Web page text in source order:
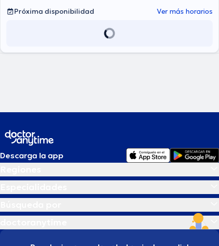
Próxima disponibilidad
Ver más horarios
Descarga la app